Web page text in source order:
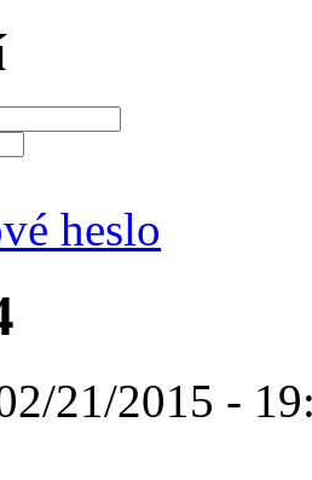
heslo
21/2015 -